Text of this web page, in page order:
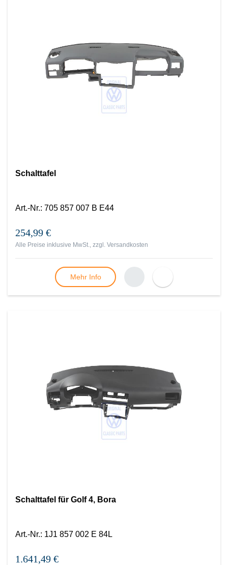
Schalttafel
Art.-Nr.: 705 857 007 B E44
254,99 €
Alle Preise inklusive MwSt., zzgl. Versandkosten
Mehr Info
Schalttafel für Golf 4, Bora
Art.-Nr.: 1J1 857 002 E 84L
1.641,49 €